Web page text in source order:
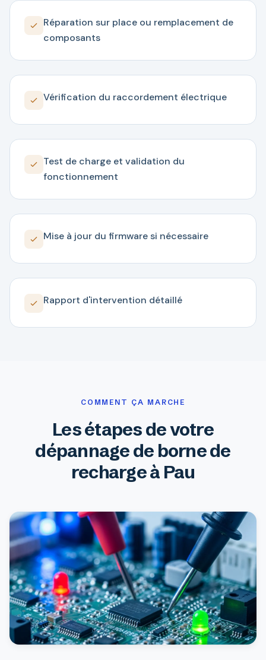
Réparation sur place ou remplacement de
composants
Vérification du raccordement électrique
Test de charge et validation du
fonctionnement
Mise à jour du firmware si nécessaire
Rapport d'intervention détaillé
COMMENT ÇA MARCHE
Les étapes de votre
dépannage de borne de
recharge à Pau